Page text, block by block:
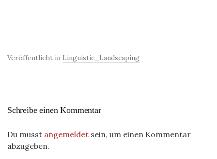
Veröffentlicht in Linguistic_Landscaping
Schreibe einen Kommentar
Du musst angemeldet sein, um einen Kommentar
abzugeben.